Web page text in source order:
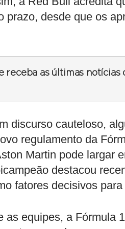
prazo, desde que os
receba as últimas notícias
discurso cauteloso,
regulamento da
Martin pode largar
destacou
fatores decisivos
as equipes, a Fórmula